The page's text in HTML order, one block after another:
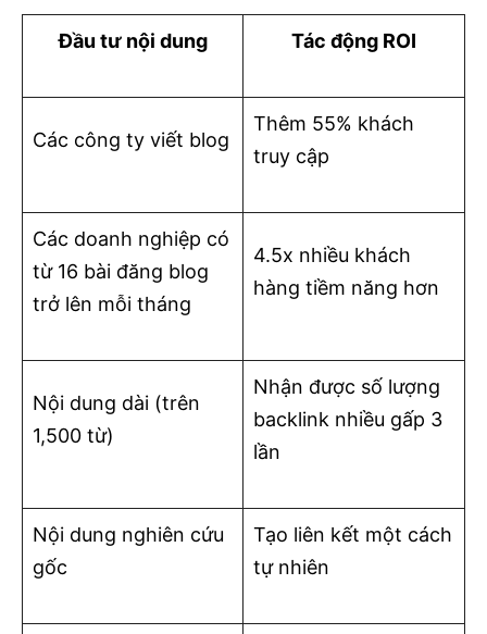
Đầu tư nội dung Tác động ROI
Các công ty viết blog
Thêm 55% khách
truy cập
Các doanh nghiệp có
từ 16 bài đăng blog
trở lên mỗi tháng
4.5x nhiều khách
hàng tiềm năng hơn
Nội dung dài (trên
1,500 từ)
Nhận được số lượng
backlink nhiều gấp 3
lần
Nội dung nghiên cứu
gốc
Tạo liên kết một cách
tự nhiên